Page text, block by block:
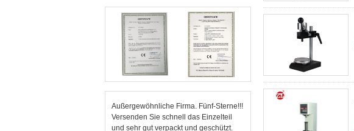
Außergewöhnliche Firma. Fünf-Sterne!!!
Versenden Sie schnell das Einzelteil
und sehr gut verpackt und geschützt.